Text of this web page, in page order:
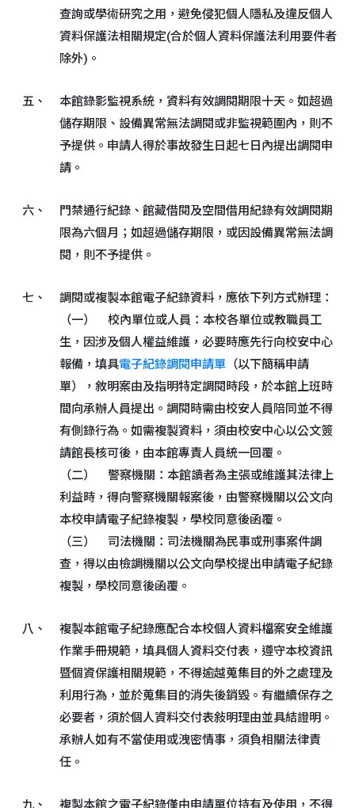
查詢或學術研究之用，避免侵犯個人隱私及違反個人
資料保護法相關規定(合於個人資料保護法利用要件者
除外)。
五、
本館錄影監視系統，資料有效調閱期限十天。如超過
儲存期限、設備異常無法調閱或非監視範圍內，則不
予提供。申請人得於事故發生日起七日內提出調閱申
請。
六、
門禁通行紀錄、館藏借閱及空間借用紀錄有效調閱期
限為六個月；如超過儲存期限，或因設備異常無法調
閱，則不予提供。
七、
調閱或複製本館電子紀錄資料，應依下列方式辦理：
（一） 校內單位或人員：本校各單位或教職員工
生，因涉及個人權益維護，必要時應先行向校安中心
報備，填具電子紀錄調閱申請單 （以下簡稱申請
單），敘明案由及指明特定調閱時段，於本館上班時
間向承辦人員提出。調閱時需由校安人員陪同並不得
有側錄行為。如需複製資料，須由校安中心以公文簽
請館長核可後，由本館專責人員統一回覆。
（二） 警察機關：本館讀者為主張或維護其法律上
利益時，得向警察機關報案後，由警察機關以公文向
本校申請電子紀錄複製，學校同意後函覆。
（三） 司法機關：司法機關為民事或刑事案件調
查，得以由檢調機關以公文向學校提出申請電子紀錄
複製，學校同意後函覆。
八、
複製本館電子紀錄應配合本校個人資料檔案安全維護
作業手冊規範，填具個人資料交付表，遵守本校資訊
暨個資保護相關規範，不得逾越蒐集目的外之處理及
利用行為，並於蒐集目的消失後銷毀。有繼續保存之
必要者，須於個人資料交付表敍明理由並具結證明。
承辦人如有不當使用或洩密情事，須負相關法律責
任。
九、 複製本館之電子紀錄僅由申請單位持有及使用，不得